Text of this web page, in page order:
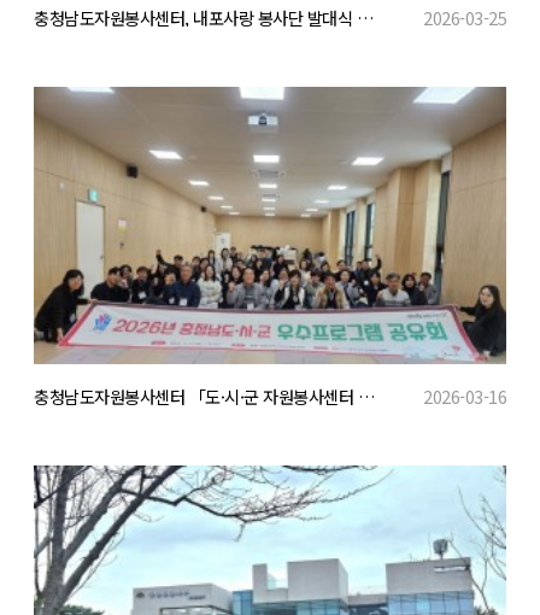
충청남도자원봉사센터, 내포사랑 봉사단 발대식 개최 2026-03-25
충청남도자원봉사센터 「도·시·군 자원봉사센터 우수프로그램 공유회」개최 2026-03-16